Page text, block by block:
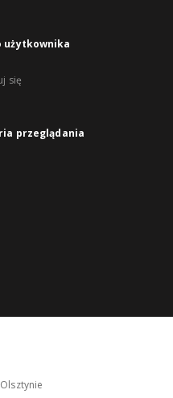
użytkownika
się
przeglądania